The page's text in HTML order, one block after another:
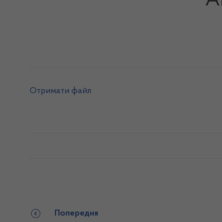
Отримати файл
Попередня